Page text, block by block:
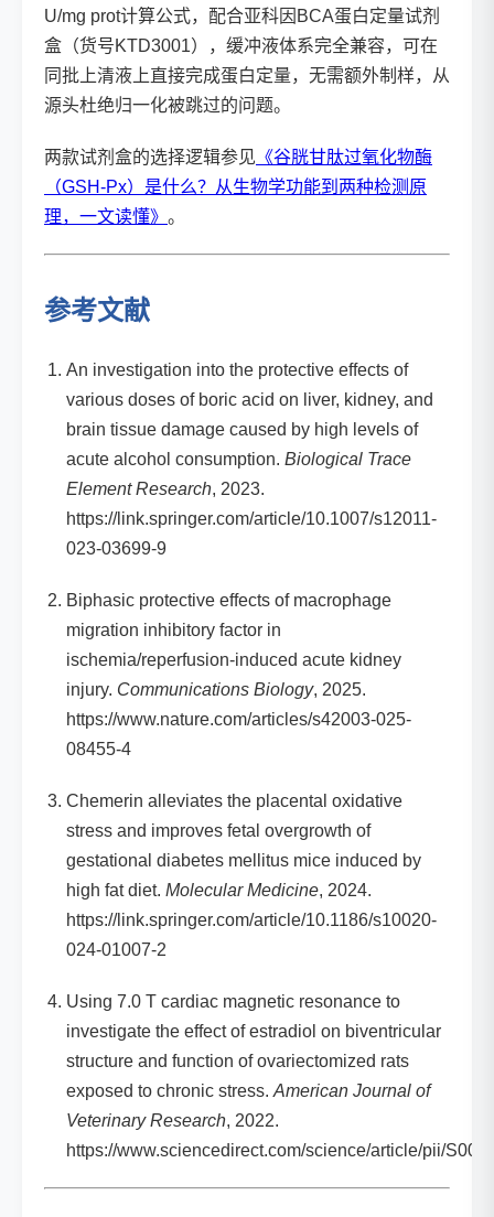
U/mg prot计算公式，配合亚科因BCA蛋白定量试剂
盒（货号KTD3001），缓冲液体系完全兼容，可在
同批上清液上直接完成蛋白定量，无需额外制样，从
源头杜绝归一化被跳过的问题。
两款试剂盒的选择逻辑参见 《谷胱甘肽过氧化物酶
（GSH-Px）是什么？从生物学功能到两种检测原
理，一文读懂》 。
参考文献
An investigation into the protective effects of
various doses of boric acid on liver, kidney, and
brain tissue damage caused by high levels of
acute alcohol consumption. Biological Trace
Element Research, 2023.
https://link.springer.com/article/10.1007/s12011-
023-03699-9
Biphasic protective effects of macrophage
migration inhibitory factor in
ischemia/reperfusion-induced acute kidney
injury. Communications Biology, 2025.
https://www.nature.com/articles/s42003-025-
08455-4
Chemerin alleviates the placental oxidative
stress and improves fetal overgrowth of
gestational diabetes mellitus mice induced by
high fat diet. Molecular Medicine, 2024.
https://link.springer.com/article/10.1186/s10020-
024-01007-2
Using 7.0 T cardiac magnetic resonance to
investigate the effect of estradiol on biventricular
structure and function of ovariectomized rats
exposed to chronic stress. American Journal of
Veterinary Research, 2022.
https://www.sciencedirect.com/science/article/pii/